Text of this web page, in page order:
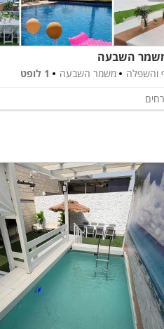
השבעה
והשפלה משמר השבעה
1 לופט